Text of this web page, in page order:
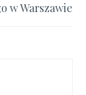
w Warszawie